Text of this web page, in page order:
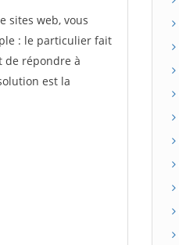
sites web, vous
: le particulier fait
de répondre à
est la